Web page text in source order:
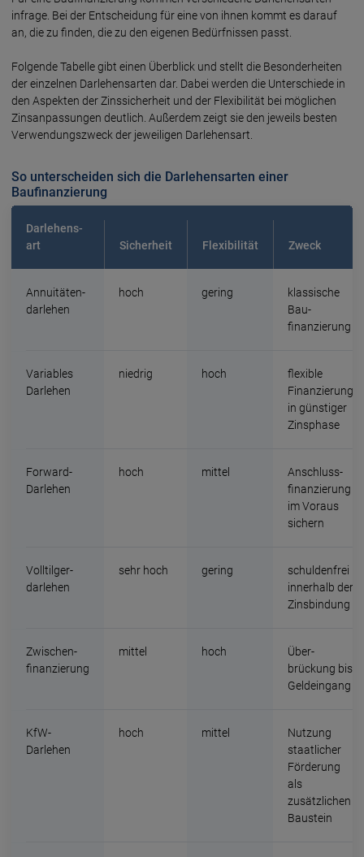
infrage. Bei der Entscheidung für eine von ihnen kommt es darauf
an, die zu finden, die zu den eigenen Bedürfnissen passt.
Folgende Tabelle gibt einen Überblick und stellt die Besonder­heiten
der einzelnen Darlehens­arten dar. Dabei werden die Unterschiede in
den Aspekten der Zins­sicherheit und der Flexibilität bei möglichen
Zins­anpassungen deutlich. Außerdem zeigt sie den jeweils besten
Verwendungs­zweck der jeweiligen Darlehens­art.
So unterscheiden sich die Darlehensarten einer
Baufinanzierung
Darlehens­
art
Sicherheit Flexibilität Zweck
Annuitäten­
darlehen
hoch gering
klassische
Bau­
finanzierung
Variables
Darlehen
niedrig hoch
flexible
Finanzierung
in günstiger
Zins­phase
Forward-
Darlehen
hoch mittel
Anschluss­
finanzierung
im Voraus
sichern
Volltilger­
darlehen
sehr hoch gering
schulden­frei
innerhalb der
Zins­bindung
Zwischen­
finanzierung
mittel hoch
Über­
brückung bis
Geld­eingang
KfW-
Darlehen
hoch mittel
Nutzung
staatlicher
Förderung
als
zusätzlichen
Baustein